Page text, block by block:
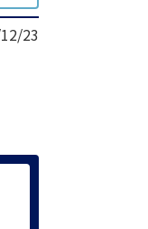
23